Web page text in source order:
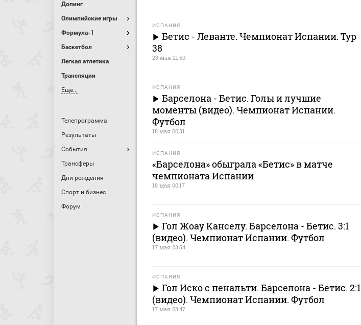
Допинг
Олимпийские игры
Формула-1
Баскетбол
Легкая атлетика
Трансляции
Еще...
Телепрограмма
Результаты
События
Трансферы
Дни рождения
Спорт и бизнес
Форум
ИСПАНИЯ
Бетис - Леванте. Чемпионат Испании. Тур
38
23 мая 21:50
ИСПАНИЯ
Барселона - Бетис. Голы и лучшие
моменты (видео). Чемпионат Испании.
Футбол
18 мая 00:31
ИСПАНИЯ
«Барселона» обыграла «Бетис» в матче
чемпионата Испании
18 мая 00:17
ИСПАНИЯ
Гол Жоау Канселу. Барселона - Бетис. 3:1
(видео). Чемпионат Испании. Футбол
17 мая 23:54
ИСПАНИЯ
Гол Иско с пенальти. Барселона - Бетис. 2:1
(видео). Чемпионат Испании. Футбол
17 мая 23:47